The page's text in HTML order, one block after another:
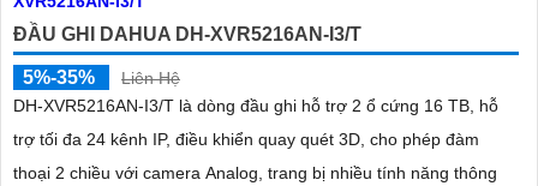
ĐẦU GHI DAHUA DH-XVR5216AN-I3/T
5%-35%
Liên Hệ
DH-XVR5216AN-I3/T là dòng đầu ghi hỗ trợ 2 ổ cứng 16 TB, hỗ
trợ tối đa 24 kênh IP, điều khiển quay quét 3D, cho phép đàm
thoại 2 chiều với camera Analog, trang bị nhiều tính năng thông